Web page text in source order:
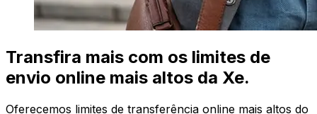
Transfira mais com os limites de
envio online mais altos da Xe.
Oferecemos limites de transferência online mais altos do